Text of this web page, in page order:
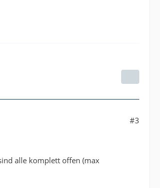
#3
alle komplett offen (max